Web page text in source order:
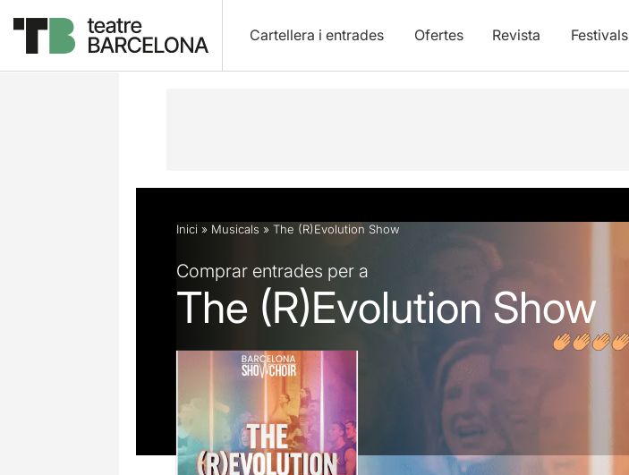
Cartellera i entrades Ofertes Revista Festivals
Descripció Fitxa artística Opinions
Inici » Musicals » The (R)Evolution Show
Comprar entrades per a
The (R)Evolution Show